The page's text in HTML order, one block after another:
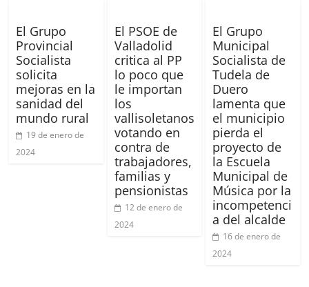
El Grupo
Provincial
Socialista
solicita
mejoras en la
sanidad del
mundo rural
19 de enero de
2024
El PSOE de
Valladolid
critica al PP
lo poco que
le importan
los
vallisoletanos
votando en
contra de
trabajadores,
familias y
pensionistas
12 de enero de
2024
El Grupo
Municipal
Socialista de
Tudela de
Duero
lamenta que
el municipio
pierda el
proyecto de
la Escuela
Municipal de
Música por la
incompetenci
a del alcalde
16 de enero de
2024